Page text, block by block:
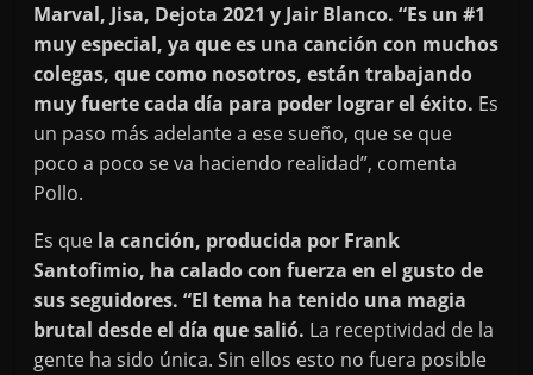
Marval, Jisa, Dejota 2021 y Jair Blanco. “Es un #1
muy especial, ya que es una canción con muchos
colegas, que como nosotros, están trabajando
muy fuerte cada día para poder lograr el éxito. Es
un paso más adelante a ese sueño, que se que
poco a poco se va haciendo realidad”, comenta
Pollo.
Es que la canción, producida por Frank
Santofimio, ha calado con fuerza en el gusto de
sus seguidores. “El tema ha tenido una magia
brutal desde el día que salió. La receptividad de la
gente ha sido única. Sin ellos esto no fuera posible